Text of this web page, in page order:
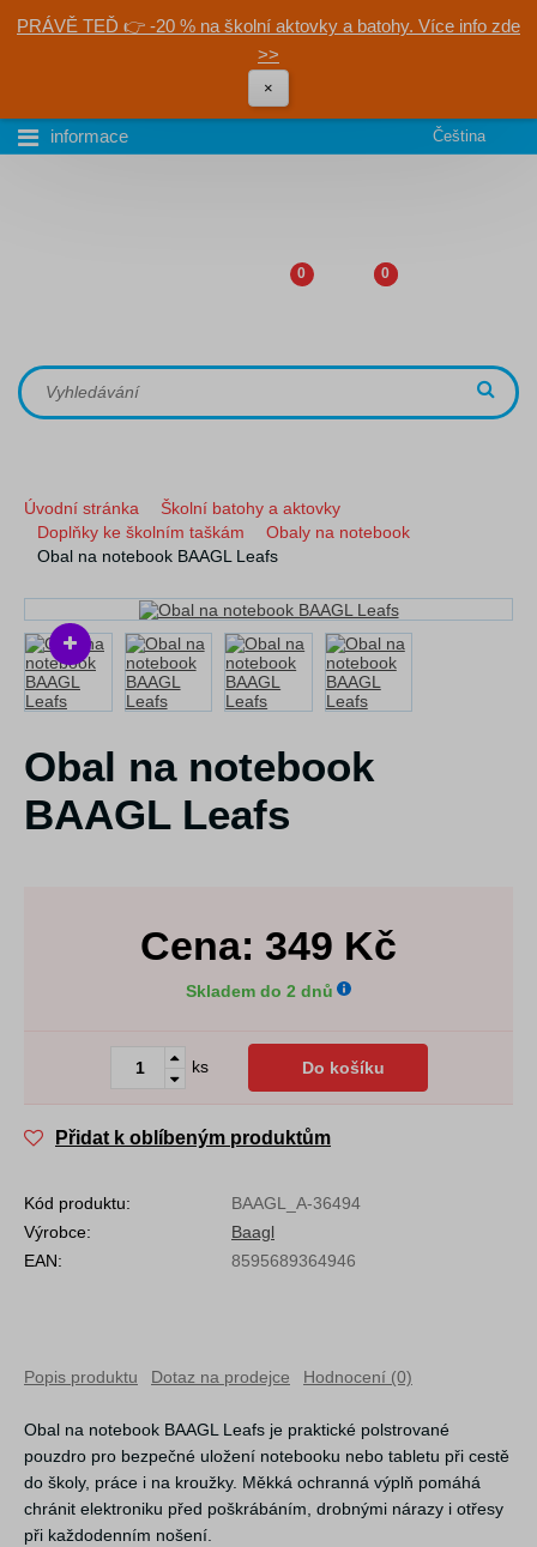
PRÁVĚ TEĎ 👉 -20 % na školní aktovky a batohy. Více info zde
>>
×
informace Čeština
0 0
Úvodní stránka
Školní batohy a aktovky
Doplňky ke školním taškám
Obaly na notebook
Obal na notebook BAAGL Leafs
Obal na notebook
BAAGL Leafs
Cena: 349 Kč
Skladem do 2 dnů
ks Do košíku
Přidat k oblíbeným produktům
Kód produktu:
BAAGL_A-36494
Výrobce:
Baagl
EAN:
8595689364946
Popis produktu Dotaz na prodejce Hodnocení (0)
Obal na notebook BAAGL Leafs je praktické polstrované
pouzdro pro bezpečné uložení notebooku nebo tabletu při cestě
do školy, práce i na kroužky. Měkká ochranná výplň pomáhá
chránit elektroniku před poškrábáním, drobnými nárazy i otřesy
při každodenním nošení.